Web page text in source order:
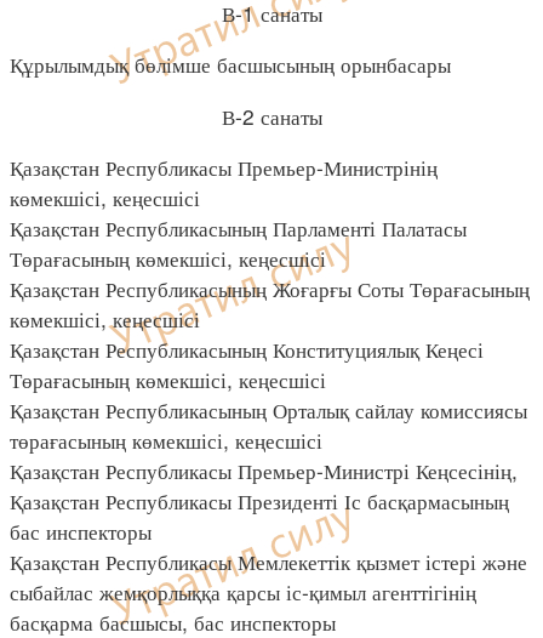
В-1 санаты
Құрылымдық бөлімше басшысының орынбасары
В-2 санаты
Қазақстан Республикасы Премьер-Министрінің
көмекшісі, кеңесшісі
Қазақстан Республикасының Парламенті Палатасы
Төрағасының көмекшісі, кеңесшісі
Қазақстан Республикасының Жоғарғы Соты Төрағасының
көмекшісі, кеңесшісі
Қазақстан Республикасының Конституциялық Кеңесі
Төрағасының көмекшісі, кеңесшісі
Қазақстан Республикасының Орталық сайлау комиссиясы
төрағасының көмекшісі, кеңесшісі
Қазақстан Республикасы Премьер-Министрі Кеңсесінің,
Қазақстан Республикасы Президенті Іс басқармасының
бас инспекторы
Қазақстан Республикасы Мемлекеттік қызмет істері және
сыбайлас жемқорлыққа қарсы іс-қимыл агенттігінің
басқарма басшысы, бас инспекторы